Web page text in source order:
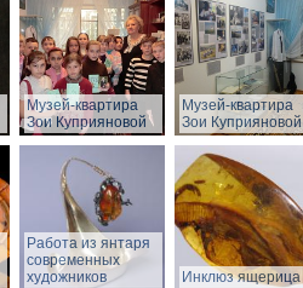
Музей-квартира
Зои Куприяновой
Музей-квартира
Зои Куприяновой
Работа из янтаря
современных
художников
Инклюз ящерица